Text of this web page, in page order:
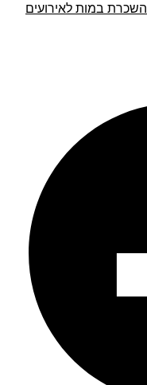
השכרת במות לאירועים